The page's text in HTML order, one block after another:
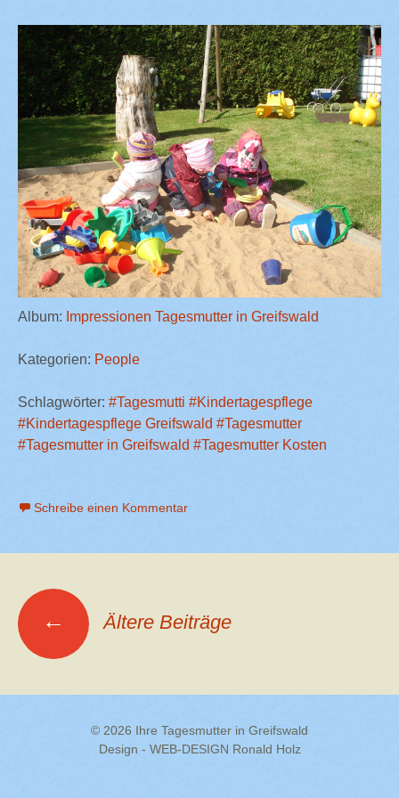
Album: Impressionen Tagesmutter in Greifswald
Kategorien: People
Schlagwörter: #Tagesmutti #Kindertagespflege
#Kindertagespflege Greifswald #Tagesmutter
#Tagesmutter in Greifswald #Tagesmutter Kosten
Schreibe einen Kommentar
Beitragsnavigation
← Ältere Beiträge
© 2026 Ihre Tagesmutter in Greifswald
Design - WEB-DESIGN Ronald Holz